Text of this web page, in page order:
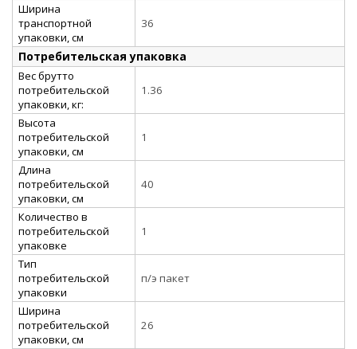
Ширина
транспортной
упаковки, см
36
Потребительская упаковка
Вес брутто
потребительской
упаковки, кг:
1.36
Высота
потребительской
упаковки, см
1
Длина
потребительской
упаковки, см
40
Количество в
потребительской
упаковке
1
Тип
потребительской
упаковки
п/э пакет
Ширина
потребительской
упаковки, см
26